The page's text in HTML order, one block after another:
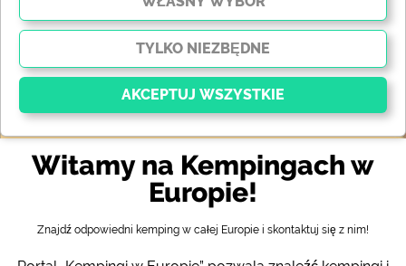
Witamy na Kempingach w
Europie!
Znajdź odpowiedni kemping w całej Europie i skontaktuj się z nim!
Charakterystyka
Wyposażenie sanitarne
Atrakcje Mapa
Kluczowy
Niezbędne pliki cookie umożliwiają podstawowe
funkcje i są niezbędne do prawidłowego działania
strony internetowej. Bez tych plików cookie części
witrynynie będą działać.